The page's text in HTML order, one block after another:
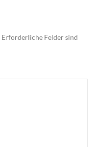
Erforderliche Felder sind